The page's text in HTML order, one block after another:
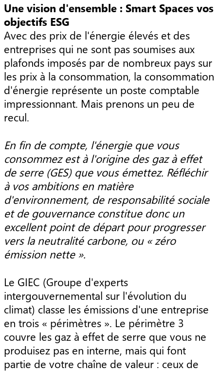
Une vision d'ensemble : Smart Spaces vos
objectifs ESG
Avec des prix de l'énergie élevés et des
entreprises qui ne sont pas soumises aux
plafonds imposés par de nombreux pays sur
les prix à la consommation, la consommation
d'énergie représente un poste comptable
impressionnant. Mais prenons un peu de
recul.
En fin de compte, l'énergie que vous
consommez est à l'origine des gaz à effet
de serre (GES) que vous émettez. Réfléchir
à vos ambitions en matière
d'environnement, de responsabilité sociale
et de gouvernance constitue donc un
excellent point de départ pour progresser
vers la neutralité carbone, ou « zéro
émission nette ».
Le GIEC (Groupe d'experts
intergouvernemental sur l'évolution du
climat) classe les émissions d'une entreprise
en trois « périmètres ». Le périmètre 3
couvre les gaz à effet de serre que vous ne
produisez pas en interne, mais qui font
partie de votre chaîne de valeur : ceux de